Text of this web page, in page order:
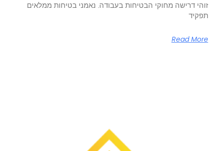
זוהי דרישה מחוקי הבטיחות בעבודה. נאמני בטיחות ממלאים
תפקיד
Read More